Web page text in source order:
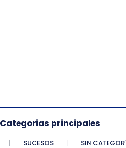
Categorias principales
SUCESOS SIN